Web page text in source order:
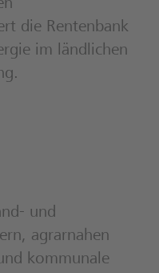
die Rentenbank
im ländlichen
und
agrarnahen
kommunale